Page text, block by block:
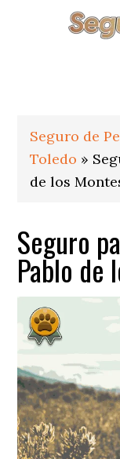
Seguro de
Toledo »
de los
Seguro
Pablo de